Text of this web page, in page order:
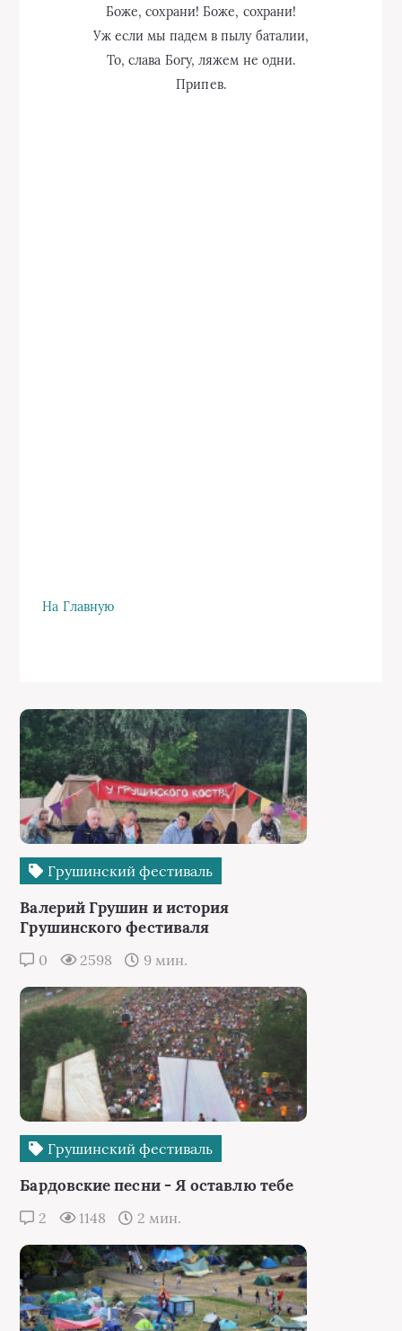
Боже, сохрани! Боже, сохрани!
Уж если мы падем в пылу баталии,
То, слава Богу, ляжем не одни.
Припев.
На Главную
Грушинский фестиваль
Валерий Грушин и история
Грушинского фестиваля
0 2598 9 мин.
Грушинский фестиваль
Бардовские песни - Я оставлю тебе
2 1148 2 мин.